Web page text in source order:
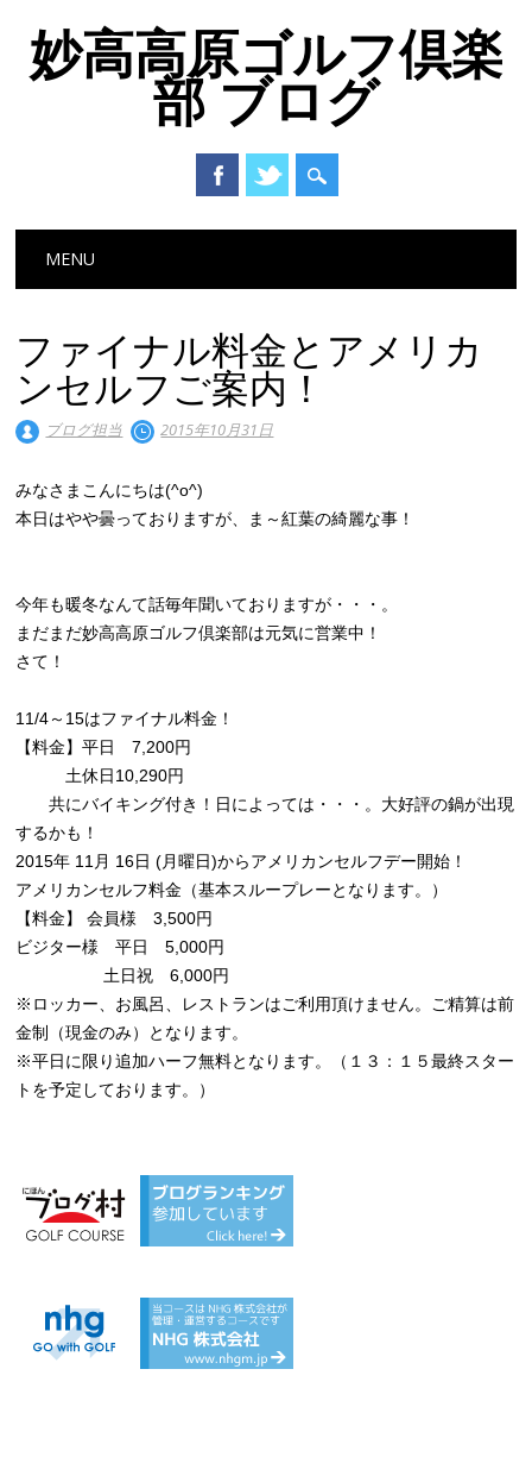
妙高高原ゴルフ倶楽
部 ブログ
Main menu
MENU
ファイナル料金とアメリカ
ンセルフご案内！
ブログ担当 2015年10月31日
みなさまこんにちは(^o^)
本日はやや曇っておりますが、ま～紅葉の綺麗な事！
今年も暖冬なんて話毎年聞いておりますが・・・。
まだまだ妙高高原ゴルフ倶楽部は元気に営業中！
さて！
11/4～15はファイナル料金！
【料金】平日 7,200円
土休日10,290円
共にバイキング付き！日によっては・・・。大好評の鍋が出現
するかも！
2015年 11月 16日 (月曜日)からアメリカンセルフデー開始！
アメリカンセルフ料金（基本スループレーとなります。）
【料金】 会員様 3,500円
ビジター様 平日 5,000円
土日祝 6,000円
※ロッカー、お風呂、レストランはご利用頂けません。ご精算は前
金制（現金のみ）となります。
※平日に限り追加ハーフ無料となります。（１３：１５最終スター
トを予定しております。）